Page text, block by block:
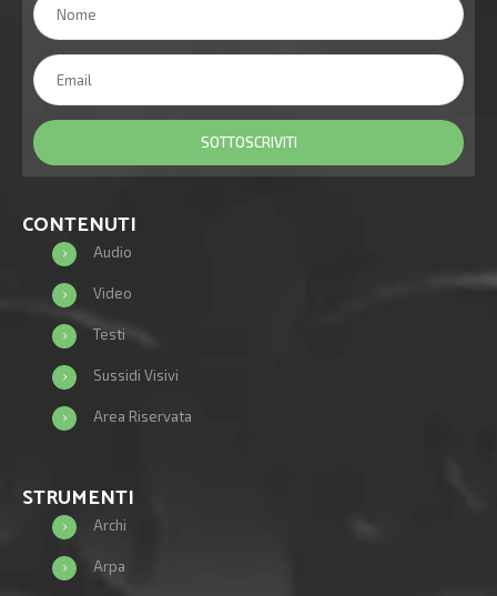
CONTENUTI
Audio
Video
Testi
Sussidi Visivi
Area Riservata
STRUMENTI
Archi
Arpa